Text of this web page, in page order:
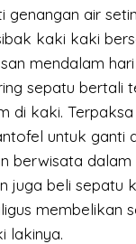
genangan air
kaki kaki
mendalam hari
sepatu bertali
di kaki.
untuk ganti
berwisata dalam
juga beli sepatu
membelikan
lakinya.